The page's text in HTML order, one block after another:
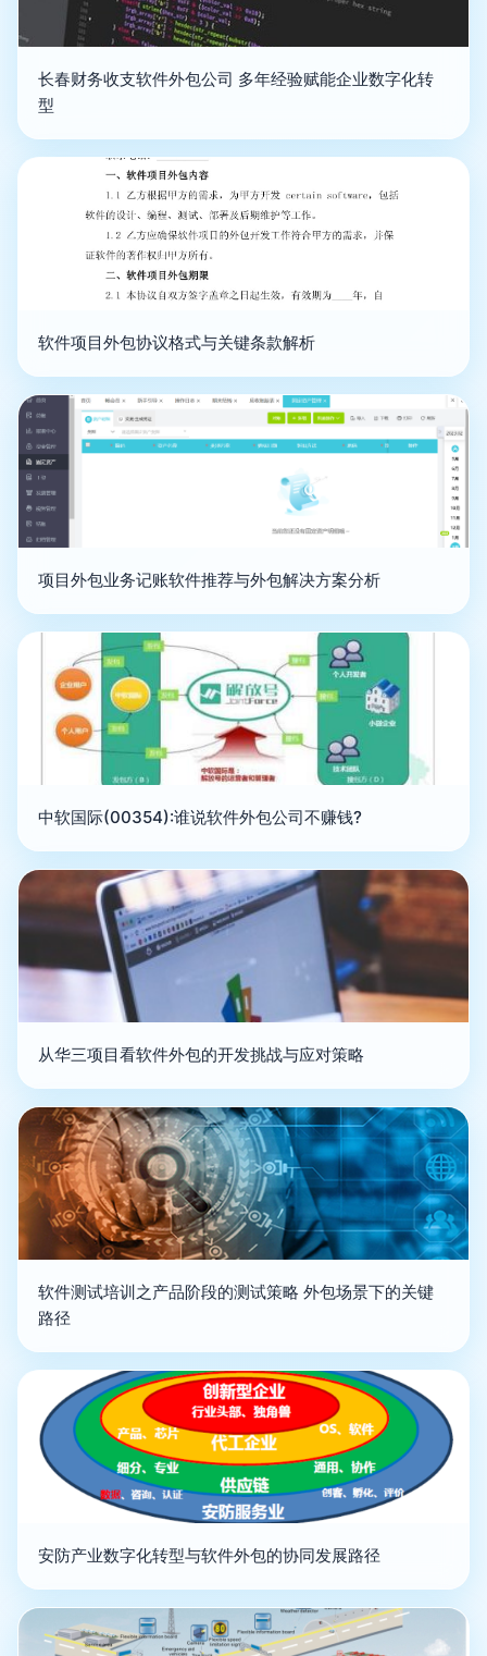
长春财务收支软件外包公司 多年经验赋能企业数字化转
型
软件项目外包协议格式与关键条款解析
项目外包业务记账软件推荐与外包解决方案分析
中软国际(00354):谁说软件外包公司不赚钱?
从华三项目看软件外包的开发挑战与应对策略
软件测试培训之产品阶段的测试策略 外包场景下的关键
路径
安防产业数字化转型与软件外包的协同发展路径